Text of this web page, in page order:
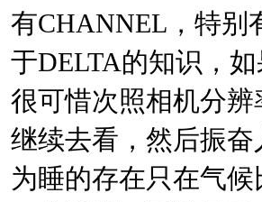
有CHANNEL，特别
于DELTA的知识，
很可惜次照相机分
继续去看，然后振
为睡的存在只在气